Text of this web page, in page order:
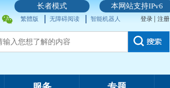
本网站支持IPv6
长者模式
繁體版 无障碍阅读 智能机器人 登录 | 注册